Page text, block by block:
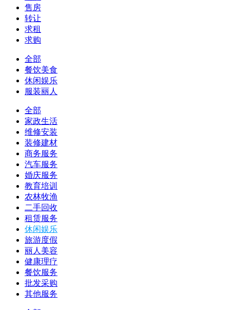
售房
转让
求租
求购
全部
餐饮美食
休闲娱乐
服装丽人
全部
家政生活
维修安装
装修建材
商务服务
汽车服务
婚庆服务
教育培训
农林牧渔
二手回收
租赁服务
休闲娱乐
旅游度假
丽人美容
健康理疗
餐饮服务
批发采购
其他服务